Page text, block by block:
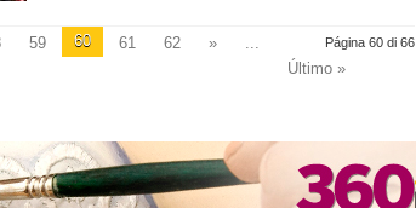
Página 60 di 66
59 60 61 62 »
...
Último »